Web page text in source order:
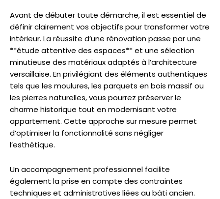
Avant de débuter toute démarche, il est essentiel de
définir clairement vos objectifs pour transformer votre
intérieur. La réussite d’une rénovation passe par une
**étude attentive des espaces** et une sélection
minutieuse des matériaux adaptés à l’architecture
versaillaise. En privilégiant des éléments authentiques
tels que les moulures, les parquets en bois massif ou
les pierres naturelles, vous pourrez préserver le
charme historique tout en modernisant votre
appartement. Cette approche sur mesure permet
d’optimiser la fonctionnalité sans négliger
l’esthétique.
Un accompagnement professionnel facilite
également la prise en compte des contraintes
techniques et administratives liées au bâti ancien.